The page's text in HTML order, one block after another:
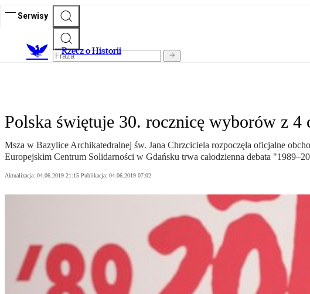
Serwisy
Rzecz o Historii
Polska świętuje 30. rocznicę wyborów z 4
Msza w Bazylice Archikatedralnej św. Jana Chrzciciela rozpoczęła oficjalne
Europejskim Centrum Solidarności w Gdańsku trwa całodzienna debata
Aktualizacja: 04.06.2019 21:15 Publikacja: 04.06.2019 07:02